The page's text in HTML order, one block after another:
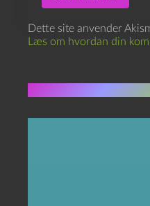
Dette site anvender
Læs om hvordan din